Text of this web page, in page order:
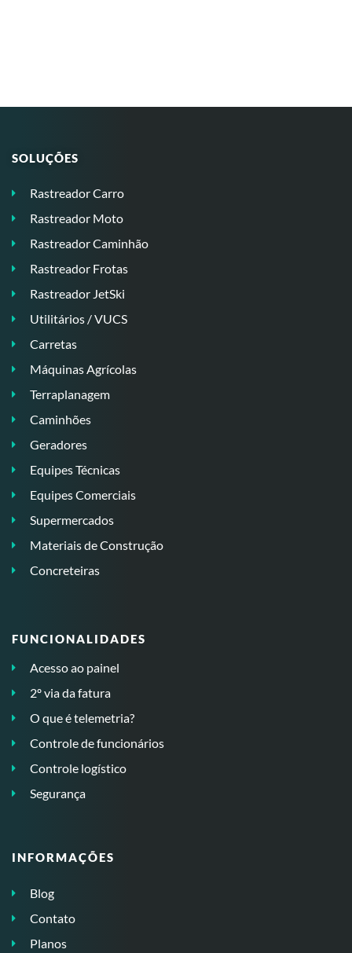
SOLUÇÕES
Rastreador Carro
Rastreador Moto
Rastreador Caminhão
Rastreador Frotas
Rastreador JetSki
Utilitários / VUCS
Carretas
Máquinas Agrícolas
Terraplanagem
Caminhões
Geradores
Equipes Técnicas
Equipes Comerciais
Supermercados
Materiais de Construção
Concreteiras
FUNCIONALIDADES
Acesso ao painel
2º via da fatura
O que é telemetria?
Controle de funcionários
Controle logístico
Segurança
INFORMAÇÕES
Blog
Contato
Planos